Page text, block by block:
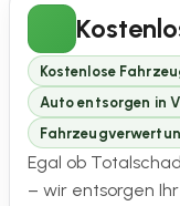
Kostenlose
Auto entsorgen in
Egal ob
– wir entsorgen